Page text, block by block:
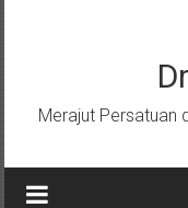
Merajut Persatuan